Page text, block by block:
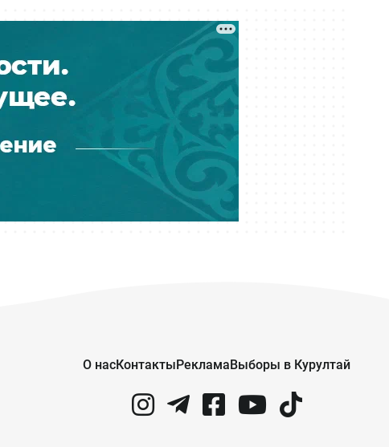
Азиатский клещ научился
размножаться бесполым путём —
Вчера 17:40
Почти 600 квартир возвели для
очередников в алматинском
микрорайоне Калкаман-2
Вчера 17:00
В Казахстане меняют требования к
О насКонтактыРекламаВыборы в Курултай